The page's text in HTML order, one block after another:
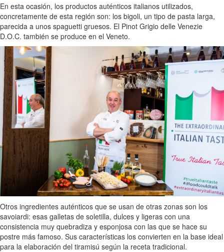
En esta ocasión, los productos auténticos italianos utilizados,
concretamente de esta región son: los bigoli, un tipo de pasta larga,
parecida a unos spaguetti gruesos. El Pinot Grigio delle Venezie
D.O.C. también se produce en el Veneto.
Otros ingredientes auténticos que se usan de otras zonas son los
savoiardi: esas galletas de soletilla, dulces y ligeras con una
consistencia muy quebradiza y esponjosa con las que se hace su
postre más famoso. Sus características los convierten en la base ideal
para la elaboración del tiramisú según la receta tradicional.